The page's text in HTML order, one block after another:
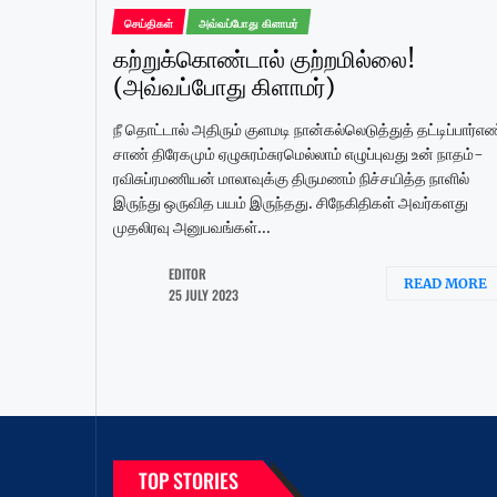
செய்திகள் அவ்வப்போது கிளாமர்
கற்றுக்கொண்டால் குற்றமில்லை!
(அவ்வப்போது கிளாமர்)
நீ தொட்டால் அதிரும் குளமடி நான்கல்லெடுத்துத்
சாண் திரேகமும் ஏழுசுரம்சுரமெல்லாம் எழுப்புவது உன் நாதம்-
ரவிசுப்ரமணியன் மாலாவுக்கு திருமணம் நிச்சயித்த நாளில்
இருந்து ஒருவித பயம் இருந்தது. சிநேகிதிகள் அவர்களது
முதலிரவு அனுபவங்கள்...
EDITOR
25 JULY 2023
READ MORE
TOP STORIES